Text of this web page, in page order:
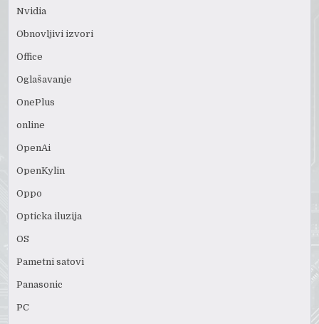
Nvidia
Obnovljivi izvori
Office
Oglašavanje
OnePlus
online
OpenAi
OpenKylin
Oppo
Opticka iluzija
OS
Pametni satovi
Panasonic
PC